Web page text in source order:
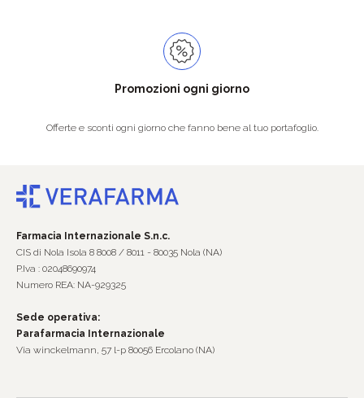
Promozioni ogni giorno
Offerte e sconti ogni giorno che fanno bene al tuo portafoglio.
Farmacia Internazionale S.n.c.
CIS di Nola Isola 8 8008 / 8011 - 80035 Nola (NA)
P.Iva : 02048690974
Numero REA: NA-929325
Sede operativa:
Parafarmacia Internazionale
Via winckelmann, 57 l-p 80056 Ercolano (NA)